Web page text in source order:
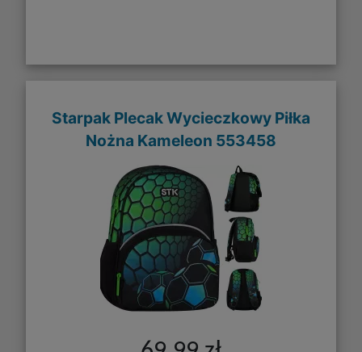
Starpak Plecak Wycieczkowy Piłka
Nożna Kameleon 553458